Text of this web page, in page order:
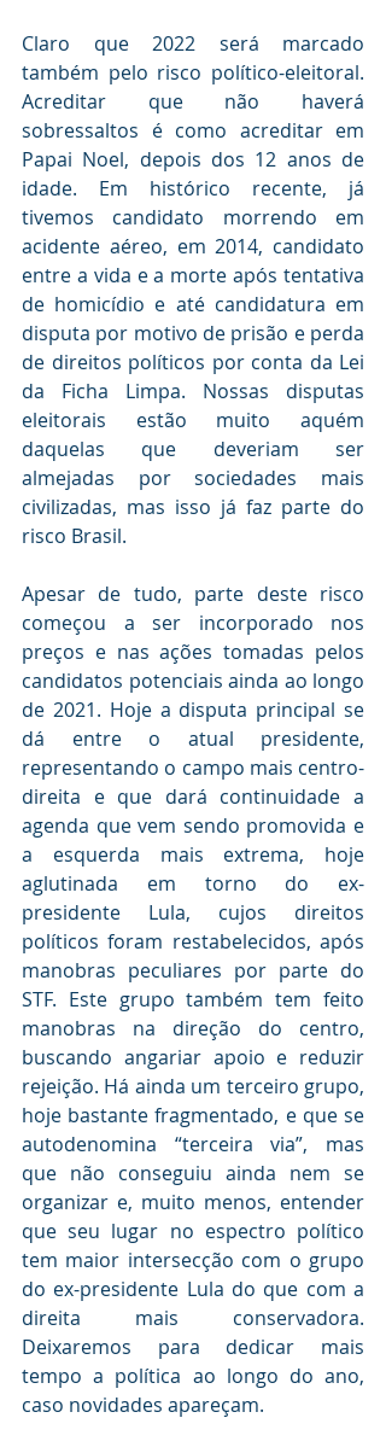
Claro que 2022 será marcado
também pelo risco político-eleitoral.
Acreditar que não haverá
sobressaltos é como acreditar em
Papai Noel, depois dos 12 anos de
idade. Em histórico recente, já
tivemos candidato morrendo em
acidente aéreo, em 2014, candidato
entre a vida e a morte após tentativa
de homicídio e até candidatura em
disputa por motivo de prisão e perda
de direitos políticos por conta da Lei
da Ficha Limpa. Nossas disputas
eleitorais estão muito aquém
daquelas que deveriam ser
almejadas por sociedades mais
civilizadas, mas isso já faz parte do
risco Brasil.
Apesar de tudo, parte deste risco
começou a ser incorporado nos
preços e nas ações tomadas pelos
candidatos potenciais ainda ao longo
de 2021. Hoje a disputa principal se
dá entre o atual presidente,
representando o campo mais centro-
direita e que dará continuidade a
agenda que vem sendo promovida e
a esquerda mais extrema, hoje
aglutinada em torno do ex-
presidente Lula, cujos direitos
políticos foram restabelecidos, após
manobras peculiares por parte do
STF. Este grupo também tem feito
manobras na direção do centro,
buscando angariar apoio e reduzir
rejeição. Há ainda um terceiro grupo,
hoje bastante fragmentado, e que se
autodenomina “terceira via”, mas
que não conseguiu ainda nem se
organizar e, muito menos, entender
que seu lugar no espectro político
tem maior intersecção com o grupo
do ex-presidente Lula do que com a
direita mais conservadora.
Deixaremos para dedicar mais
tempo a política ao longo do ano,
caso novidades apareçam.